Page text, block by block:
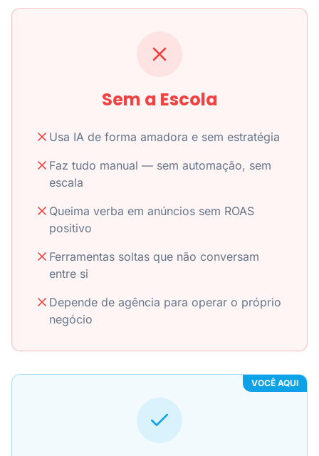
Sem a Escola
Usa IA de forma amadora e sem estratégia
Faz tudo manual — sem automação, sem
escala
Queima verba em anúncios sem ROAS
positivo
Ferramentas soltas que não conversam
entre si
Depende de agência para operar o próprio
negócio
VOCÊ AQUI